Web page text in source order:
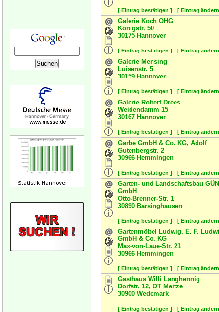
[ Eintrag bestätigen ] [ Eintrag
Galerie Koch OHG
Königstr. 50
30175 Hannover
[ Eintrag bestätigen ] [ Eintrag
Galerie Mensing
Luisenstr. 5
30159 Hannover
[ Eintrag bestätigen ] [ Eintrag
Galerie Robert Drees
Weidendamm 15
30167 Hannover
[ Eintrag bestätigen ] [ Eintrag
Garbe GmbH & Co. KG, Adolf
Gutenbergstr. 2
30966 Hemmingen
[ Eintrag bestätigen ] [ Eintrag
Garten- und Landschaftsbau
GmbH
Otto-Brenner-Str. 1
30890 Barsinghausen
[ Eintrag bestätigen ] [ Eintrag
Gartenmöbel Ludwig, E. F.
GmbH & Co. KG
Max-von-Laue-Str. 21
30966 Hemmingen
[ Eintrag bestätigen ] [ Eintrag
Gasthaus Willi Langhennig
Dorfstr. 12, OT Meitze
30900 Wedemark
[ Eintrag bestätigen ] [ Eintrag